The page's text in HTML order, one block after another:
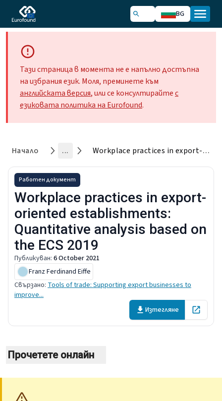
BG
Тази страница в момента не е напълно достъпна
на избрания език. Моля, преминете към
английската версия, или се консултирайтес
езиковата политика на Eurofound.
Начало ... Workplace practices in export-oriented establishments: Quantitative analysis based on the ECS 2019
Работен документ
Workplace practices in export-
oriented establishments:
Quantitative analysis based on
the ECS 2019
Публикуван: 6 October 2021
Franz Ferdinand Eiffe
Свързано: Tools of trade: Supporting export businesses to
improve...
Изтегляне
Open in
Прочетете онлайн